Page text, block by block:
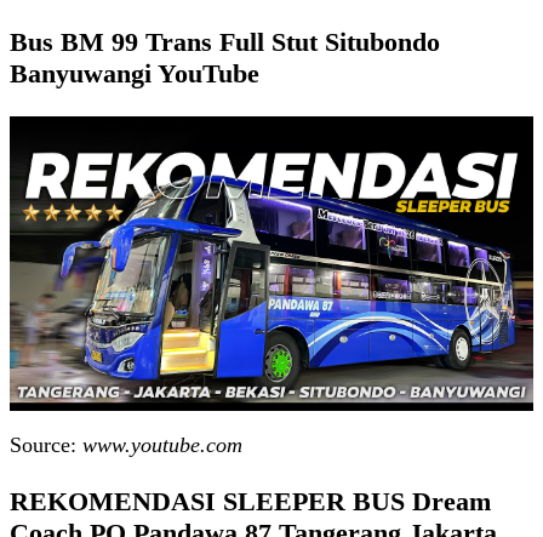
Bus BM 99 Trans Full Stut Situbondo
Banyuwangi YouTube
Source: www.youtube.com
REKOMENDASI SLEEPER BUS Dream